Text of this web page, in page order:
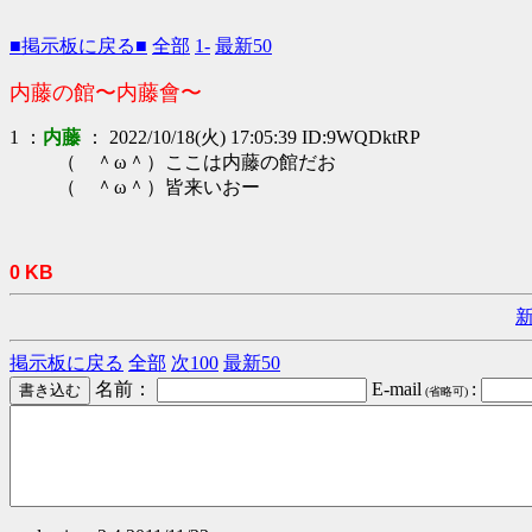
■掲示板に戻る■ 全部 1- 最新50
内藤の館〜内藤會〜
1 ： 内藤 ： 2022/10/18(火) 17:05:39 ID:9WQDktRP
（ ＾ω＾）ここは内藤の館だお
（ ＾ω＾）皆来いおー
0 KB
掲示板に戻る 全部 次100 最新50
名前：
E-mail (省略可) :